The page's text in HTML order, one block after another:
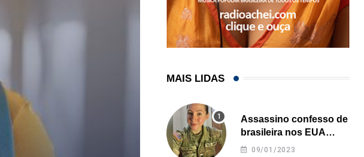
MAIS LIDAS
Assassino confesso de
brasileira nos EUA
revela onde deixou o
09/01/2023